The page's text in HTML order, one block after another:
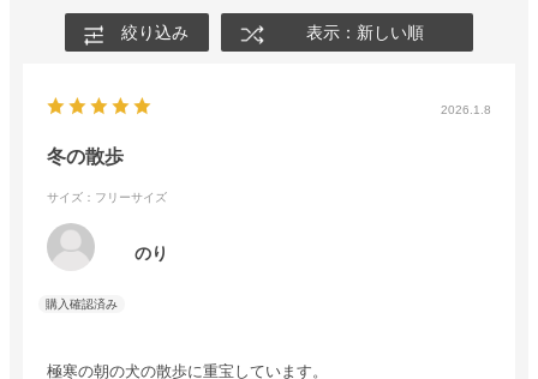
絞り込み 表示：新しい順
2026.1.8
冬の散歩
サイズ：フリーサイズ
のり
極寒の朝の犬の散歩に重宝しています。